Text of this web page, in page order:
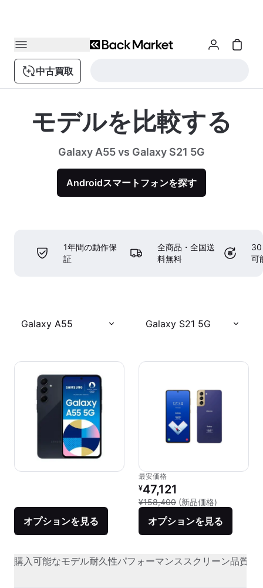
中古買取
モデルを比較する
Galaxy A55 vs Galaxy S21 5G
Androidスマートフォンを探す
1年間の動作保
証
全商品・全国送
料無料
30
可
Galaxy A55 Galaxy S21 5G
オプションを見る
最安価格
リファービッシュ品の価格：
¥47,121
¥158,400 (新品価格)
オプションを見る
購入可能なモデル耐久性パフォーマンススクリーン品質